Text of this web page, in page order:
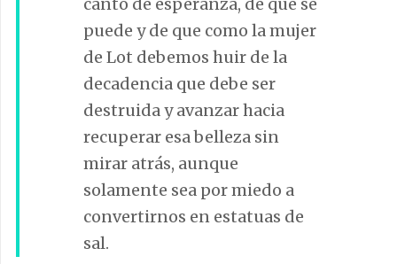
puede y de que como la mujer
de Lot debemos huir de la
decadencia que debe ser
destruida y avanzar hacia
recuperar esa belleza sin
mirar atrás, aunque
solamente sea por miedo a
convertirnos en estatuas de
sal.